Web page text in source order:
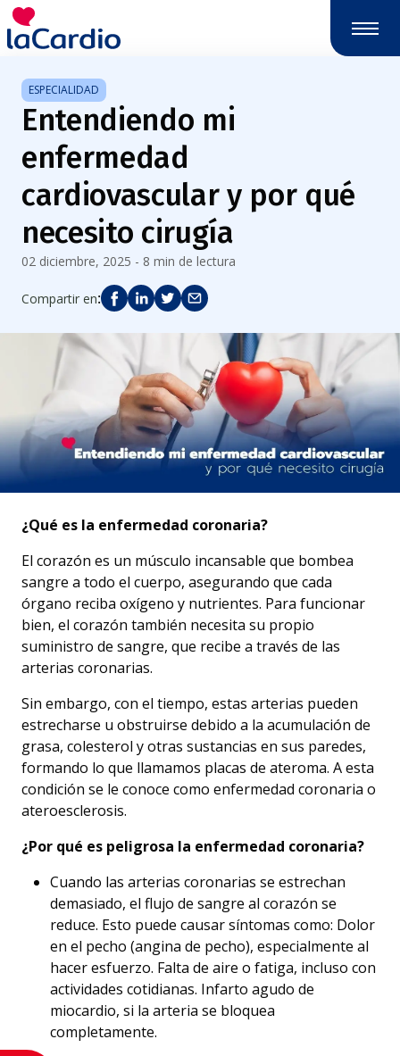
Nota:
este
sitio
web
incluye
accesibilidad.
ESPECIALIDAD
Entendiendo mi
enfermedad
cardiovascular y por qué
necesito cirugía
02 diciembre, 2025 - 8 min de lectura
Compartir en:
¿Qué es la enfermedad coronaria?
El corazón es un músculo incansable que bombea
sangre a todo el cuerpo, asegurando que cada
órgano reciba oxígeno y nutrientes. Para funcionar
bien, el corazón también necesita su propio
suministro de sangre, que recibe a través de las
arterias coronarias.
Sin embargo, con el tiempo, estas arterias pueden
estrecharse u obstruirse debido a la acumulación de
grasa, colesterol y otras sustancias en sus paredes,
formando lo que llamamos placas de ateroma. A esta
condición se le conoce como enfermedad coronaria o
ateroesclerosis.
¿Por qué es peligrosa la enfermedad coronaria?
Cuando las arterias coronarias se estrechan
demasiado, el flujo de sangre al corazón se
reduce. Esto puede causar síntomas como: Dolor
en el pecho (angina de pecho), especialmente al
hacer esfuerzo. Falta de aire o fatiga, incluso con
actividades cotidianas. Infarto agudo de
miocardio, si la arteria se bloquea
completamente.